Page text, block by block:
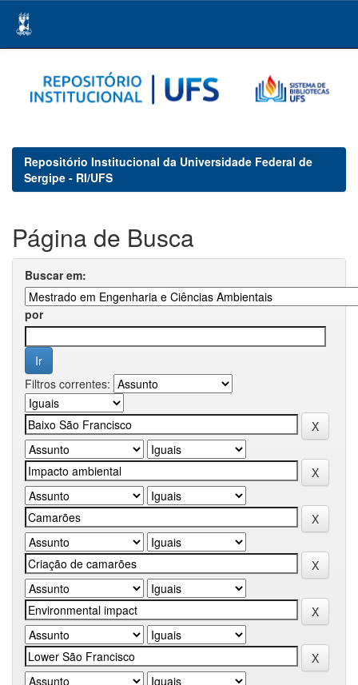
navigation
Repositório Institucional da Universidade Federal de
Sergipe - RI/UFS
Página de Busca
Buscar em:
por
Filtros correntes: